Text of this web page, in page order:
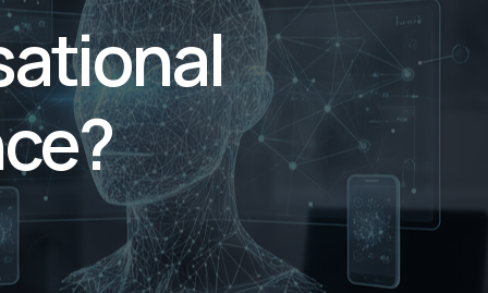
Matrix
alle pakketten en mogelijkheden
documenten verzamelen en facturen
tot controleren, boeken, bank
& klant dashboard.